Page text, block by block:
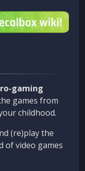
gaming
games from
childhood.
(re)play the
of video games